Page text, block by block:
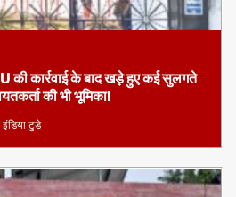
की कार्रवाई के बाद खड़े हुए कई सुलगते
की भी भूमिका!
टुडे